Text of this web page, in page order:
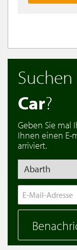
Car?
Geben Sie mal
Ihnen einen E-
arriviert.